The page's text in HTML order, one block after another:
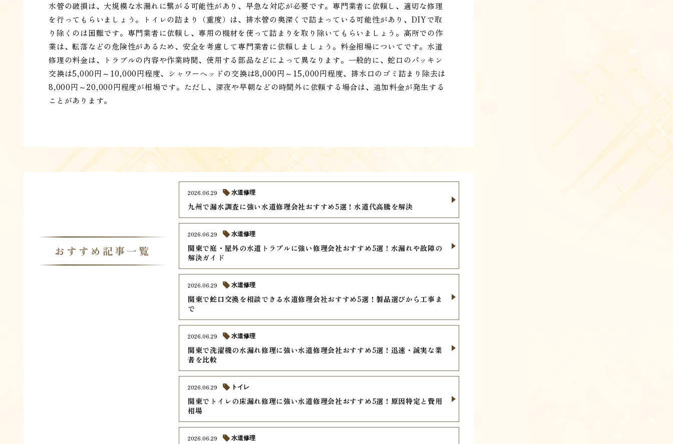
水管の破損は、大規模な水漏れに繋がる可能性があり、早急な対応が必要です。専門業者に依頼し、適切な修理
を行ってもらいましょう。トイレの詰まり（重度）は、排水管の奥深くで詰まっている可能性があり、DIYで取
り除くのは困難です。専門業者に依頼し、専用の機材を使って詰まりを取り除いてもらいましょう。高所での作
業は、転落などの危険性があるため、安全を考慮して専門業者に依頼しましょう。料金相場についてです。水道
修理の料金は、トラブルの内容や作業時間、使用する部品などによって異なります。一般的に、蛇口のパッキン
交換は5,000円～10,000円程度、シャワーヘッドの交換は8,000円～15,000円程度、排水口のゴミ詰まり除去は
8,000円～20,000円程度が相場です。ただし、深夜や早朝などの時間外に依頼する場合は、追加料金が発生する
ことがあります。
おすすめ記事一覧
九州で漏水調査に強い水道修理会社おすすめ5選！水道代高騰を解決
2026.06.29 水道修理
関東で庭・屋外の水道トラブルに強い修理会社おすすめ5選！水漏れや故障の
解決ガイド
2026.06.29 水道修理
関東で蛇口交換を相談できる水道修理会社おすすめ5選！製品選びから工事ま
で
2026.06.29 水道修理
関東で洗濯機の水漏れ修理に強い水道修理会社おすすめ5選！迅速・誠実な業
者を比較
2026.06.29 水道修理
関東でトイレの床漏れ修理に強い水道修理会社おすすめ5選！原因特定と費用
相場
2026.06.29 トイレ
2026.06.29 水道修理